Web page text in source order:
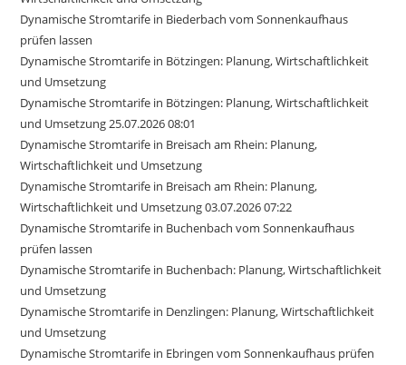
Dynamische Stromtarife in Biederbach vom Sonnenkaufhaus
prüfen lassen
Dynamische Stromtarife in Bötzingen: Planung, Wirtschaftlichkeit
und Umsetzung
Dynamische Stromtarife in Bötzingen: Planung, Wirtschaftlichkeit
und Umsetzung 25.07.2026 08:01
Dynamische Stromtarife in Breisach am Rhein: Planung,
Wirtschaftlichkeit und Umsetzung
Dynamische Stromtarife in Breisach am Rhein: Planung,
Wirtschaftlichkeit und Umsetzung 03.07.2026 07:22
Dynamische Stromtarife in Buchenbach vom Sonnenkaufhaus
prüfen lassen
Dynamische Stromtarife in Buchenbach: Planung, Wirtschaftlichkeit
und Umsetzung
Dynamische Stromtarife in Denzlingen: Planung, Wirtschaftlichkeit
und Umsetzung
Dynamische Stromtarife in Ebringen vom Sonnenkaufhaus prüfen